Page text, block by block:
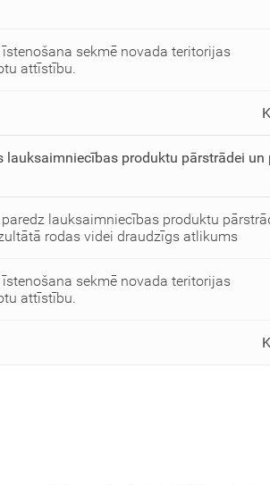
īstenošana sekmē novada teritorijas
attīstību.
lauksaimniecības produktu pārstrādei
lauksaimniecības produktu
rodas videi draudzīgs atlikums
īstenošana sekmē novada teritorijas
attīstību.